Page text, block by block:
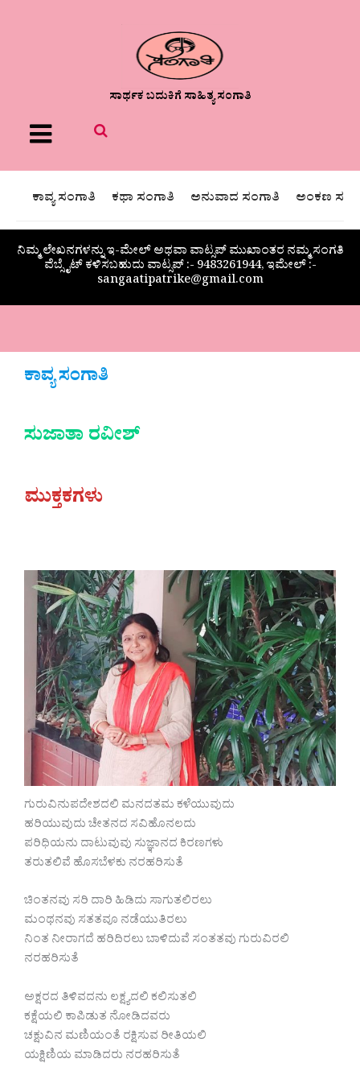
ಸಾರ್ಥಕ ಬದುಕಿಗೆ ಸಾಹಿತ್ಯ ಸಂಗಾತಿ
Menu
ಕಾವ್ಯ ಸಂಗಾತಿ ಕಥಾ ಸಂಗಾತಿ ಅನುವಾದ ಸಂಗಾತಿ ಅಂಕಣ
ನಿಮ್ಮ ಲೇಖನಗಳನ್ನು ಇ-ಮೇಲ್ ಅಥವಾ ವಾಟ್ಸಪ್ ಮುಖಾಂತರ ನಮ್ಮ ಸಂಗತಿ
ವೆಬ್ಸೈಟ್ ಕಳಿಸಬಹುದು ವಾಟ್ಸಪ್‌ :- 9483261944, ಇಮೇಲ್ :-
sangaatipatrike@gmail.com
ಕಾವ್ಯ ಸಂಗಾತಿ
ಸುಜಾತಾ ರವೀಶ್
ಮುಕ್ತಕಗಳು
ಗುರುವಿನುಪದೇಶದಲಿ ಮನದತಮ ಕಳೆಯುವುದು
ಹರಿಯುವುದು ಚೇತನದ ಸವಿಹೊನಲದು
ಪರಿಧಿಯನು ದಾಟುವುವು ಸುಜ್ಞಾನದ ಕಿರಣಗಳು
ತರುತಲಿವೆ ಹೊಸಬೆಳಕು ನರಹರಿಸುತೆ
ಚಿಂತನವು ಸರಿ ದಾರಿ ಹಿಡಿದು ಸಾಗುತಲಿರಲು
ಮಂಥನವು ಸತತವೂ ನಡೆಯುತಿರಲು
ನಿಂತ ನೀರಾಗದೆ ಹರಿದಿರಲು ಬಾಳಿದುವೆ ಸಂತತವು ಗುರುವಿರಲಿ
ನರಹರಿಸುತೆ
ಅಕ್ಷರದ ತಿಳಿವದನು ಲಕ್ಷ್ಯದಲಿ ಕಲಿಸುತಲಿ
ಕಕ್ಷೆಯಲಿ ಕಾಪಿಡುತ ನೋಡಿದವರು
ಚಕ್ಷುವಿನ ಮಣಿಯಂತೆ ರಕ್ಷಿಸುವ ರೀತಿಯಲಿ
ಯಕ್ಷಿಣಿಯ ಮಾಡಿದರು ನರಹರಿಸುತೆ